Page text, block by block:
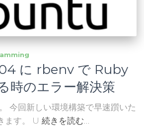
に rbenv で Ruby
時のエラー解決策
今回新しい環境構築で早速躓いた
ます。 U 続きを読む…